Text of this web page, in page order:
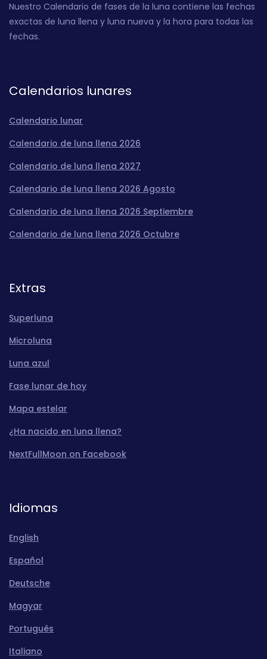
Nuestro Calendario de fases de la luna contiene las fechas
exactas de luna llena y luna nueva y la hora para todas las
fechas.
Calendarios lunares
Calendario lunar
Calendario de luna llena 2026
Calendario de luna llena 2027
Calendario de luna llena 2026 Agosto
Calendario de luna llena 2026 Septiembre
Calendario de luna llena 2026 Octubre
Extras
Superluna
Microluna
Luna azul
Fase lunar de hoy
Mapa estelar
¿Ha nacido en luna llena?
NextFullMoon on Facebook
Idiomas
English
Español
Deutsche
Magyar
Português
Italiano